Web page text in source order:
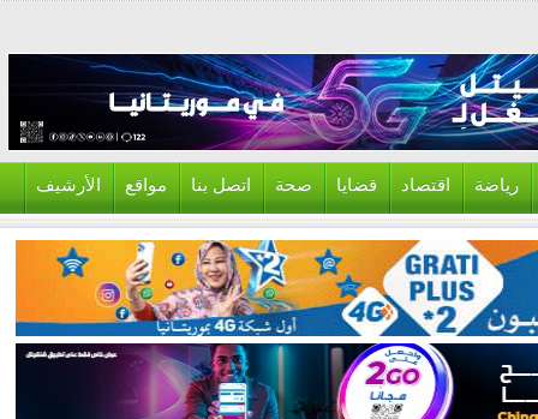
اقتصاد قضايا صحة اتصل بنا مواقع الأرشيف